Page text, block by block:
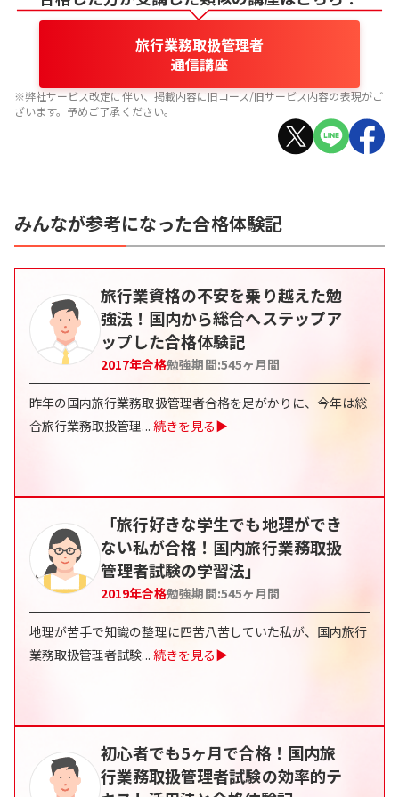
旅行業務取扱管理者
通信講座
※弊社サービス改定に伴い、掲載内容に旧コース/旧サービス内容の表現がご
ざいます。予めご了承ください。
みんなが参考になった合格体験記
旅行業資格の不安を乗り越えた勉
強法！国内から総合へステップア
ップした合格体験記
2017年合格勉強期間:545ヶ月間
昨年の国内旅行業務取扱管理者合格を足がかりに、今年は総
合旅行業務取扱管理... 続きを見る▶
「旅行好きな学生でも地理ができ
ない私が合格！国内旅行業務取扱
管理者試験の学習法」
2019年合格勉強期間:545ヶ月間
地理が苦手で知識の整理に四苦八苦していた私が、国内旅行
業務取扱管理者試験... 続きを見る▶
初心者でも5ヶ月で合格！国内旅
行業務取扱管理者試験の効率的テ